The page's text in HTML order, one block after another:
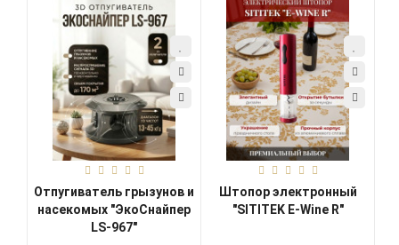
Отпугиватель грызунов и
насекомых "ЭкоСнайпер
LS-967"
Штопор электронный
"SITITEK E-Wine R"